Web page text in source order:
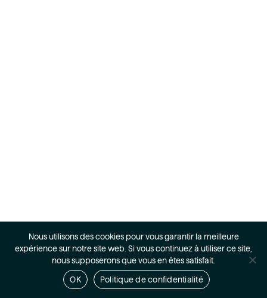
Nous utilisons des cookies pour vous garantir la meilleure
expérience sur notre site web. Si vous continuez à utiliser ce site,
nous supposerons que vous en êtes satisfait.
OK Politique de confidentialité